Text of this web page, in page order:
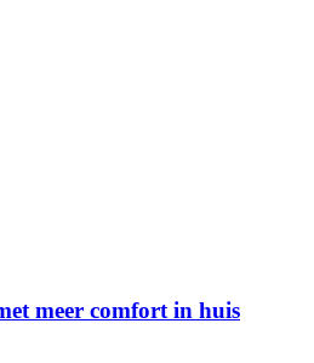
meer comfort in huis